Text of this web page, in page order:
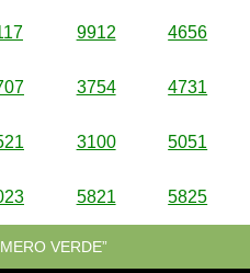
9912 4656
3754 4731
3100 5051
5821 5825
VERDE”